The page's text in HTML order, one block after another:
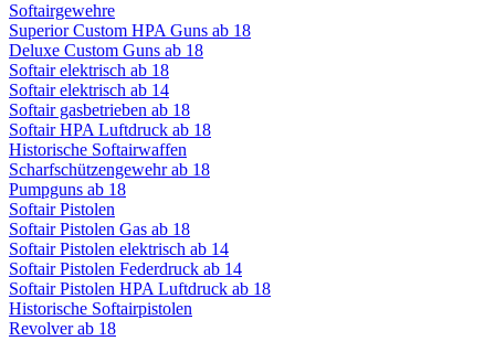
Softairgewehre
Superior Custom HPA Guns ab 18
Deluxe Custom Guns ab 18
Softair elektrisch ab 18
Softair elektrisch ab 14
Softair gasbetrieben ab 18
Softair HPA Luftdruck ab 18
Historische Softairwaffen
Scharfschützengewehr ab 18
Pumpguns ab 18
Softair Pistolen
Softair Pistolen Gas ab 18
Softair Pistolen elektrisch ab 14
Softair Pistolen Federdruck ab 14
Softair Pistolen HPA Luftdruck ab 18
Historische Softairpistolen
Revolver ab 18